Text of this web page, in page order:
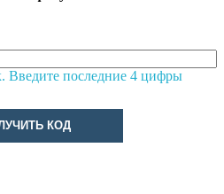
Введите последние 4 цифры
КОД